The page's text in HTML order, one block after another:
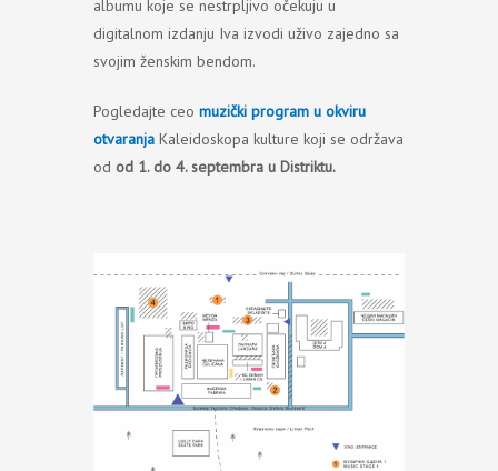
albumu koje se nestrpljivo očekuju u
digitalnom izdanju Iva izvodi uživo zajedno sa
svojim ženskim bendom.
Pogledajte ceo muzički program u okviru
otvaranja Kaleidoskopa kulture koji se održava
od od 1. do 4. septembra u Distriktu.